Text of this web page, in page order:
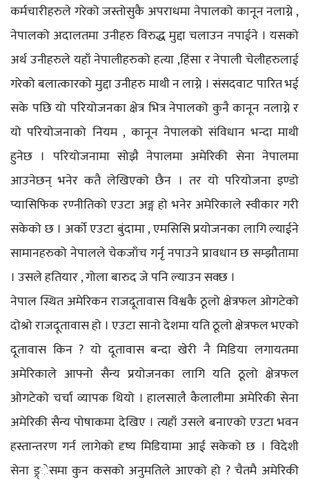
कर्मचारीहरुले गरेको जस्तोसुकै अपराधमा नेपालको कानून नलाग्ने ,
नेपालको अदालतमा उनीहरु विरुद्ध मुद्दा चलाउन नपाईने । यसको
अर्थ उनीहरुले यहाँ नेपालीहरुको हत्या ,हिंसा र नेपाली चेलीहरुलाई
गरेको बलात्कारको मुद्दा उनीहरु माथी न लाग्ने । संसदवाट पारित भई
सके पछि यो परियोजनका क्षेत्र भित्र नेपालको कुनै कानून नलाग्ने र
यो परियोजनाको नियम , कानून नेपालको संविधान भन्दा माथी
हुनेछ । परियोजनामा सोझै नेपालमा अमेरिकी सेना नेपालमा
आउनेछन् भनेर कतै लेखिएको छैन । तर यो परियोजना इण्डो
प्यासिफिक रण्नीतिको एउटा अङ्ग हो भनेर अमेरिकाले स्वीकार गरी
सकेको छ । अर्को एउटा बुंदामा , एमसिसि प्रयोजनका लागि ल्याईने
सामानहरुको नेपालले चेकजाँच गर्नृ नपाउने प्रावधान छ सम्झौतामा
। उसले हतियार , गोला बारुद जे पनि ल्याउन सक्छ ।
नेपाल स्थित अमेरिकन राजदूतावास विश्वकै ठूलो क्षेत्रफल ओगटेको
दोश्रो राजदूतावास हो । एउटा सानो देशमा यति ठूलो क्षेत्रफल भएको
दूतावास किन ? यो दूतावास बन्दा खेरी नै मिडिया लगायतमा
अमेरिकाले आफ्नो सैन्य प्रयोजनका लागि यति ठूलो क्षेत्रफल
ओगटेको चर्चा व्यापक थियो । हालसालै कैलालीमा अमेरिकी सेना
अमेरिकी सैन्य पोषाकमा देखिए । त्यहाँ उसले बनाएको एउटा भवन
हस्तान्तरण गर्न लागेको दृष्य मिडियामा आई सकेको छ । विदेशी
सेना ड्र्ेसमा कुन कसको अनुमतिले आएको हो ? चैतमै अमेरिकी